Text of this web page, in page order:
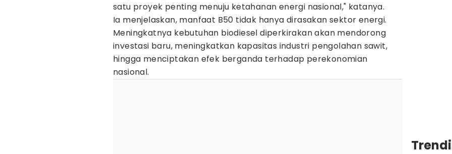
satu proyek penting menuju ketahanan energi nasional," katanya.
Ia menjelaskan, manfaat B50 tidak hanya dirasakan sektor energi.
Meningkatnya kebutuhan biodiesel diperkirakan akan mendorong
investasi baru, meningkatkan kapasitas industri pengolahan sawit,
hingga menciptakan efek berganda terhadap perekonomian
nasional.